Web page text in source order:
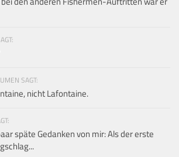
SAGT:
nicht Lafontaine.
späte Gedanken von mir: Als der erste